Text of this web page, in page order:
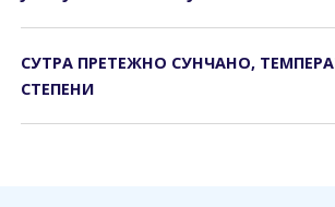
СУТРА ПРЕТЕЖНО СУНЧАНО,
СТЕПЕНИ